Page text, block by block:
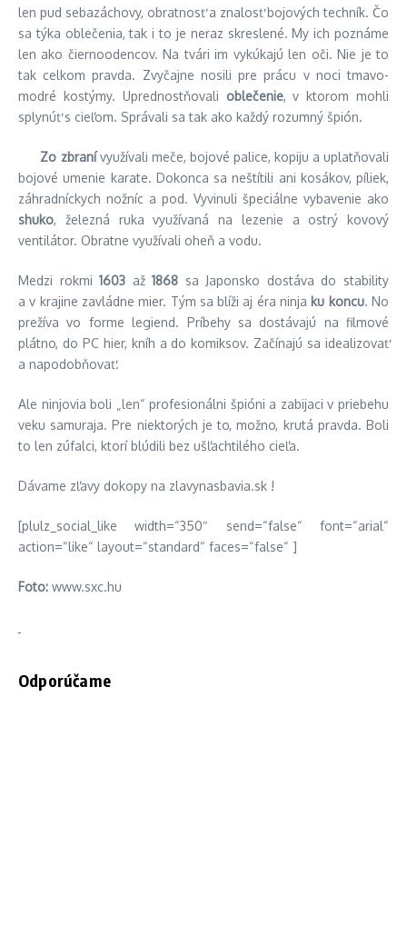
len pud sebazáchovy, obratnosť a znalosť bojových techník. Čo
sa týka oblečenia, tak i to je neraz skreslené. My ich poznáme
len ako čiernoodencov. Na tvári im vykúkajú len oči. Nie je to
tak celkom pravda. Zvyčajne nosili pre prácu v noci tmavo-
modré kostýmy. Uprednostňovali oblečenie, v ktorom mohli
splynúť s cieľom. Správali sa tak ako každý rozumný špión.
Zo zbranívyužívali meče, bojové palice, kopiju a uplatňovali
bojové umenie karate. Dokonca sa neštítili ani kosákov, píliek,
záhradníckych nožníc a pod. Vyvinuli špeciálne vybavenie ako
shuko, železná ruka využívaná na lezenie a ostrý kovový
ventilátor. Obratne využívali oheň a vodu.
Medzi rokmi1603 až1868 sa Japonsko dostáva do stability
a v krajine zavládne mier. Tým sa blíži aj éra ninja ku koncu. No
prežíva vo forme legiend. Príbehy sa dostávajú na filmové
plátno, do PC hier, kníh a do komiksov. Začínajú sa idealizovať
a napodobňovať.
Ale ninjovia boli „len“ profesionálni špióni a zabijaci v priebehu
veku samuraja. Pre niektorých je to, možno, krutá pravda. Boli
to len zúfalci, ktorí blúdili bez ušľachtilého cieľa.
Dávame zľavy dokopy na zlavynasbavia.sk !
[plulz_social_like width=“350″ send=“false“ font=“arial“
action=“like“ layout=“standard“ faces=“false“ ]
Foto: www.sxc.hu
Odporúčame